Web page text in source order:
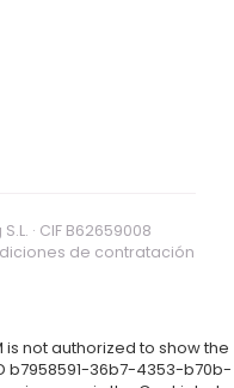
· CIF B62659008
de contratación
is not authorized to show the
b7958591-36b7-4353-b70b-